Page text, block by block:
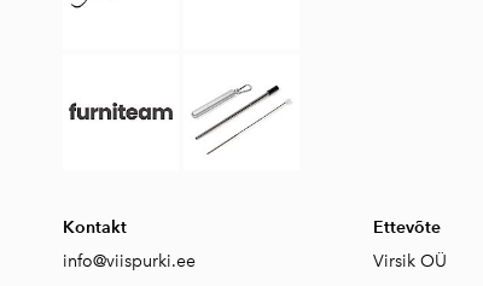
Kontakt
info@viispurki.ee
Ettevõte
Virsik OÜ